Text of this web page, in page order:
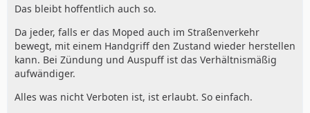
Das bleibt hoffentlich auch so.
Da jeder, falls er das Moped auch im Straßenverkehr
bewegt, mit einem Handgriff den Zustand wieder herstellen
kann. Bei Zündung und Auspuff ist das Verhältnismäßig
aufwändiger.
Alles was nicht Verboten ist, ist erlaubt. So einfach.